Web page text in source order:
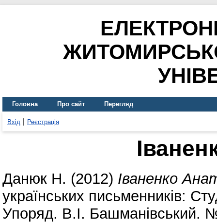
Головна Про сайт Перегляд
Вхід Реєстрація
Данюк Н. (2012) Іваненко
українських письменників:
Упоряд. В.І. Башманівський.